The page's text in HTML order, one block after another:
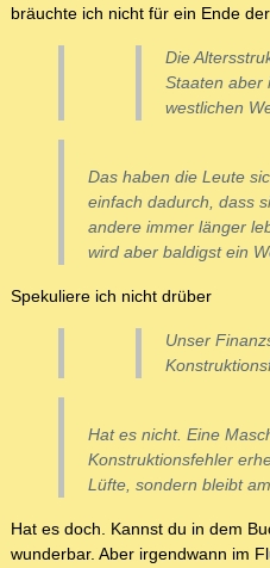
bräuchte ich nicht für ein Ende
Die
Staaten aber
westlichen
Das haben die Leute
einfach dadurch, dass
andere immer länger
wird aber baldigst ein
Spekuliere ich nicht drüber
Unser
Hat es nicht. Eine
Konstruktionsfehler
Lüfte, sondern bleibt
Hat es doch. Kannst du in dem
wunderbar. Aber irgendwann im